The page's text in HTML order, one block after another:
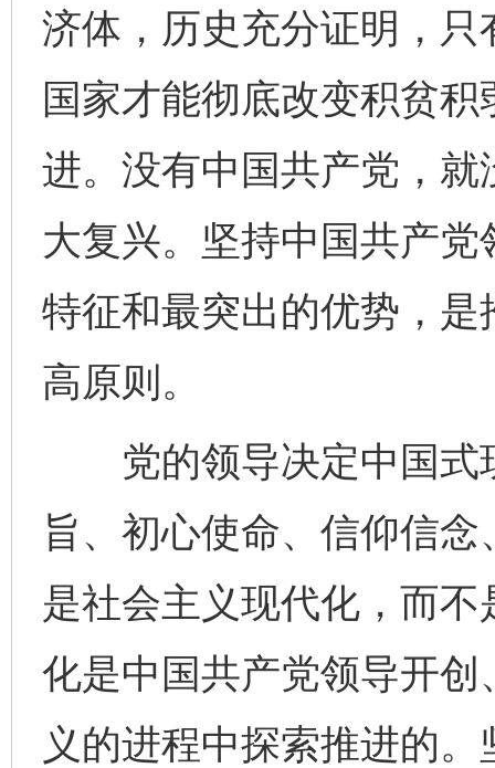
济体，历史充分证明，
国家才能彻底改变积贫
进。没有中国共产党，
大复兴。坚持中国共产
特征和最突出的优势，
高原则。
党的领导决定中国式
旨、初心使命、信仰信
是社会主义现代化，而
化是中国共产党领导开
义的进程中探索推进的